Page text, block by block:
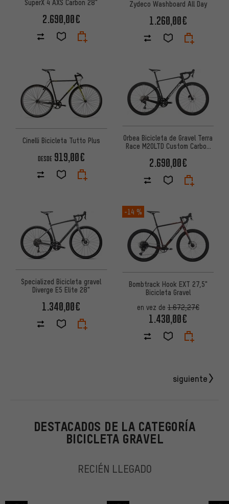
SuperX 4 AXS Carbon 28"
2.690,00€
Zydeco Washboard All Day
1.260,00€
Cinelli Bicicleta Tutto Plus
DESDE 919,00€
Orbea Bicicleta de Gravel Terra
Race M20LTD Custom Carbon
2.690,00€
Specialized Bicicleta gravel
Diverge E5 Elite 28"
1.340,00€
-14 %
Bombtrack Hook EXT 27,5"
Bicicleta Gravel
en vez de1.672,27€
1.430,00€
siguiente
DESTACADOS DE LA CATEGORÍA
BICICLETA GRAVEL
RECIÉN LLEGADO